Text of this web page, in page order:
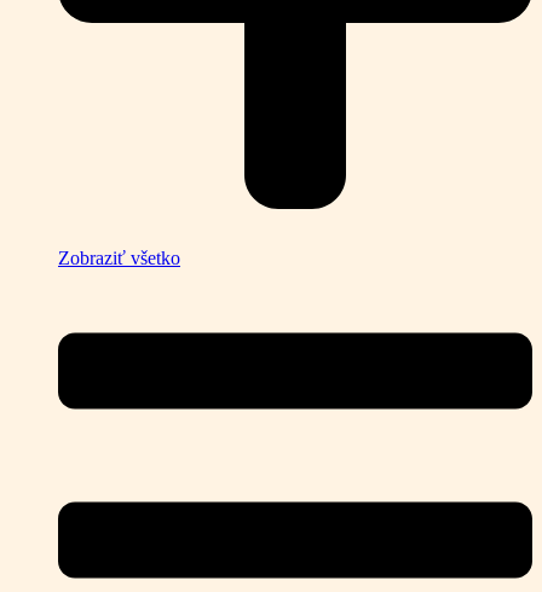
Zobraziť všetko